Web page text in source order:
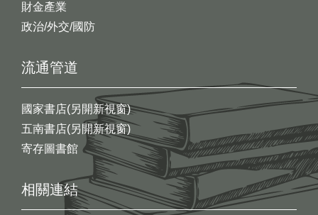
財金產業
政治/外交/國防
流通管道
國家書店(另開新視窗)
五南書店(另開新視窗)
寄存圖書館
相關連結